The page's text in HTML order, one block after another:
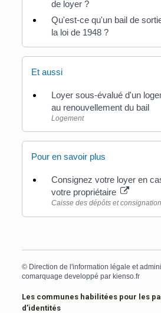
de loyer ?
Qu'est-ce qu'un bail de
la loi de 1948 ?
Et aussi
Loyer sous-évalué d'un
au renouvellement du bail
Logement
Pour en savoir plus
Consignez votre loyer en
votre propriétaire
Caisse des dépôts et
© Direction de l'information légale et
comarquage developpé par kienso.fr
Les communes habilitées pour les
d’identités